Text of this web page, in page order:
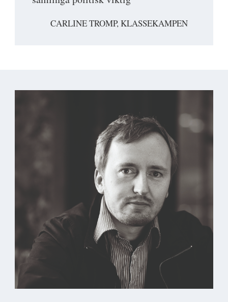
CARLINE TROMP, KLASSEKAMPEN